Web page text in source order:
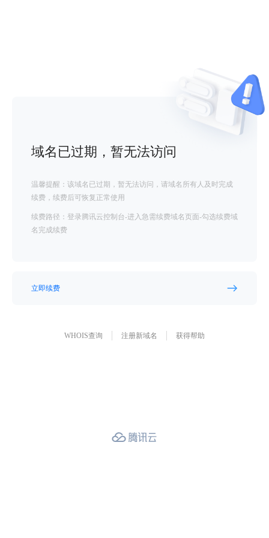
域名已过期，暂无法访问
温馨提醒：该域名已过期，暂无法访问，请域名所有人及时完成
续费，续费后可恢复正常使用
续费路径：登录腾讯云控制台-进入急需续费域名页面-勾选续费域
名完成续费
立即续费
WHOIS查询 注册新域名 获得帮助